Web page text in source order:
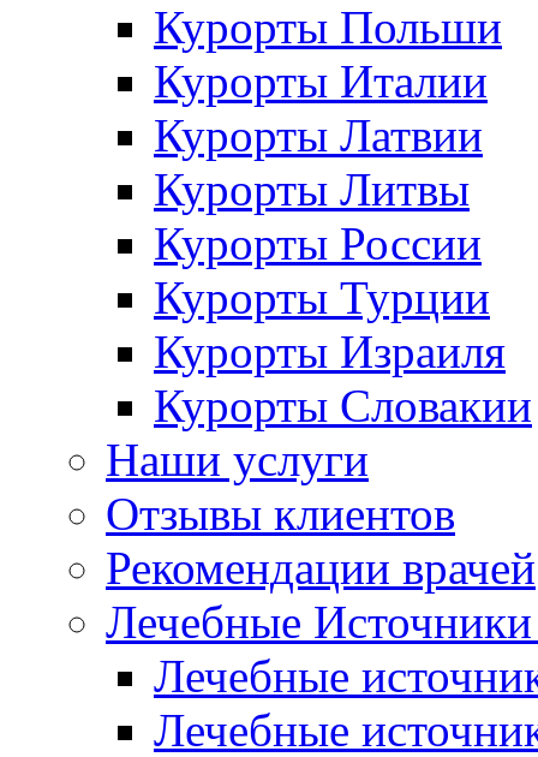
Курорты Польши
Курорты Италии
Курорты Латвии
Курорты Литвы
Курорты России
Курорты Турции
Курорты Израиля
Курорты Словакии
Наши услуги
Отзывы клиентов
Рекомендации врачей
Лечебные
Лечебные
Лечебные